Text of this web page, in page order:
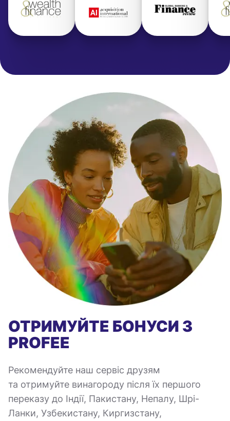
ОТРИМУЙТЕ БОНУСИ З
PROFEE
Рекомендуйте наш сервіс друзям
та отримуйте винагороду після їх першого
переказу до Індії, Пакистану, Непалу, Шрі-
Ланки, Узбекистану, Киргизстану,